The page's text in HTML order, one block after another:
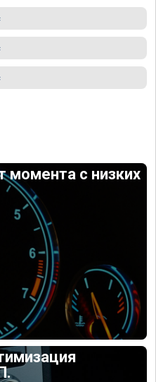
момента с низких